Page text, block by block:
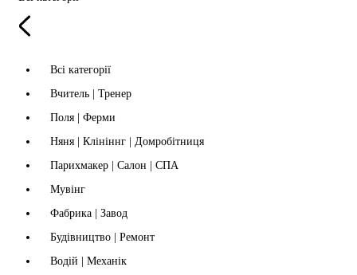
Всі категорії
Вчитель | Тренер
Поля | Ферми
Няня | Клініннг | Домробітниця
Парихмакер | Салон | СПА
Мувінг
Фабрика | Завод
Будівництво | Ремонт
Водій | Механік